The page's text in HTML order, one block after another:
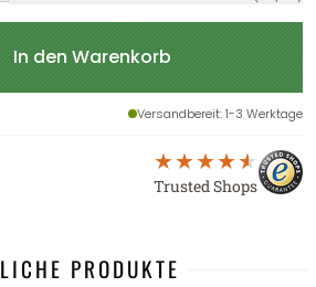
In den Warenkorb
Versandbereit: 1-3 Werktage
Trusted Shops
PRODUKTE